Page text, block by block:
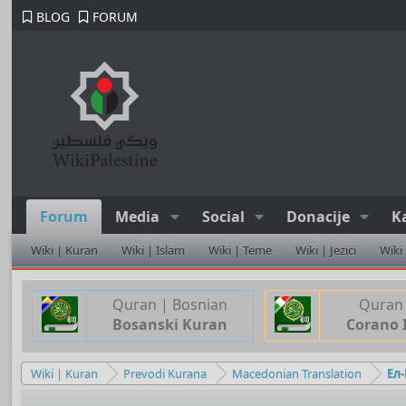
BLOG FORUM
Forum Media Social Donacije
Wiki | Kuran Wiki | Islam Wiki | Teme Wiki | Jezici Wiki
Quran | Bosnian
Bosanski Kuran
Corano
Wiki | Kuran Prevodi Kurana Macedonian Translation